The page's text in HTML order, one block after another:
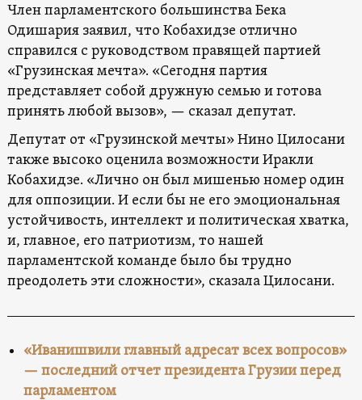
Член парламентского большинства Бека
Одишария заявил, что Кобахидзе отлично
справился с руководством правящей партией
«Грузинская мечта». «Сегодня партия
представляет собой дружную семью и готова
принять любой вызов», — сказал депутат.
Депутат от «Грузинской мечты» Нино Цилосани
также высоко оценила возможности Иракли
Кобахидзе. «Лично он был мишенью номер один
для оппозиции. И если бы не его эмоциональная
устойчивость, интеллект и политическая хватка,
и, главное, его патриотизм, то нашей
парламентской команде было бы трудно
преодолеть эти сложности», сказала Цилосани.
«Иванишвили главный адресат всех вопросов»
— последний отчет президента Грузии перед
парламентом